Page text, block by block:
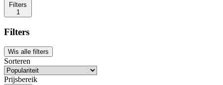
Filters
1
Filters
Wis alle filters
Sorteren
Prijsbereik